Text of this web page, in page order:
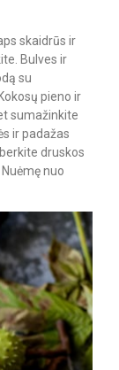
skaidrūs ir
Bulves ir
su
pieno ir
sumažinkite
ir padažas
druskos
nuo